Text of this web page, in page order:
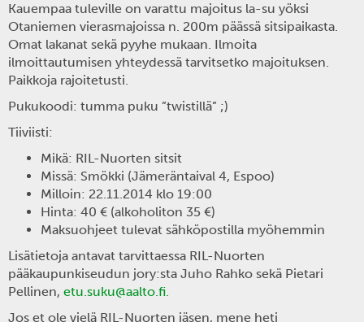
Kauempaa tuleville on varattu majoitus la-su yöksi
Otaniemen vierasmajoissa n. 200m päässä sitsipaikasta.
Omat lakanat sekä pyyhe mukaan. Ilmoita
ilmoittautumisen yhteydessä tarvitsetko majoituksen.
Paikkoja rajoitetusti.
Pukukoodi: tumma puku ”twistillä” ;)
Tiiviisti:
Mikä: RIL-Nuorten sitsit
Missä: Smökki (Jämeräntaival 4, Espoo)
Milloin: 22.11.2014 klo 19:00
Hinta: 40 € (alkoholiton 35 €)
Maksuohjeet tulevat sähköpostilla myöhemmin
Lisätietoja antavat tarvittaessa RIL-Nuorten
pääkaupunkiseudun jory:sta Juho Rahko sekä Pietari
Pellinen, etu.suku@aalto.fi.
Jos et ole vielä RIL-Nuorten jäsen, mene heti